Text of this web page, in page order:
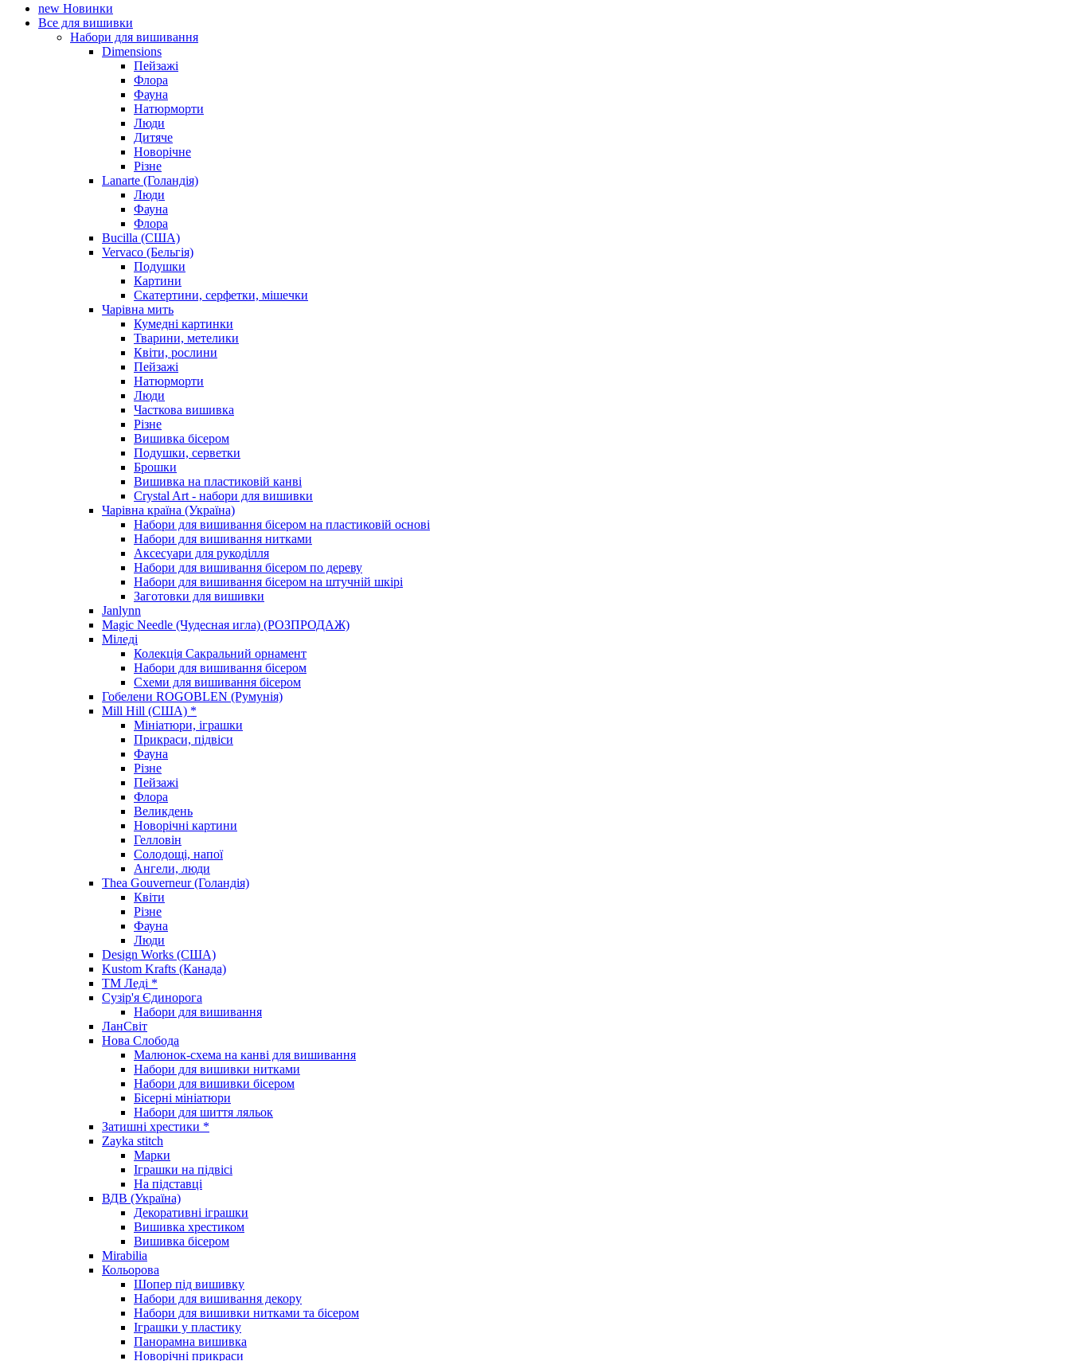
new Новинки
Все для вишивки
Набори для вишивання
Dimensions
Пейзажі
Флора
Фауна
Натюрморти
Люди
Дитяче
Новорічне
Різне
Lanarte (Голандія)
Люди
Фауна
Флора
Bucilla (США)
Vervaco (Бельгія)
Подушки
Картини
Скатертини, серфетки, мішечки
Чарiвна мить
Кумедні картинки
Тварини, метелики
Квіти, рослини
Пейзажі
Натюрморти
Люди
Часткова вишивка
Різне
Вишивка бісером
Подушки, серветки
Брошки
Вишивка на пластиковій канві
Crystal Art - набори для вишивки
Чарівна країна (Україна)
Набори для вишивання бісером на пластиковій основі
Набори для вишивання нитками
Аксесуари для рукоділля
Набори для вишивання бісером по дереву
Набори для вишивання бісером на штучній шкірі
Заготовки для вишивки
Janlynn
Magic Needle (Чудесная игла) (РОЗПРОДАЖ)
Міледі
Колекція Сакральний орнамент
Набори для вишивання бісером
Схеми для вишивання бісером
Гобелени ROGOBLEN (Румунія)
Mill Hill (США) *
Мініатюри, іграшки
Прикраси, підвіси
Фауна
Різне
Пейзажі
Флора
Великдень
Новорічні картини
Гелловін
Солодощі, напої
Ангели, люди
Thea Gouverneur (Голандія)
Квіти
Різне
Фауна
Люди
Design Works (США)
Kustom Krafts (Канада)
ТМ Леді *
Сузір'я Єдинорога
Набори для вишивання
ЛанСвіт
Нова Слобода
Малюнок-схема на канві для вишивання
Набори для вишивки нитками
Набори для вишивки бісером
Бісерні мініатюри
Набори для шиття ляльок
Затишні хрестики *
Zayka stitch
Марки
Іграшки на підвісі
На підставці
ВДВ (Україна)
Декоративні іграшки
Вишивка хрестиком
Вишивка бісером
Mirabilia
Кольорова
Шопер під вишивку
Набори для вишивання декору
Набори для вишивки нитками та бісером
Іграшки у пластику
Панорамна вишивка
Новорічні прикраси